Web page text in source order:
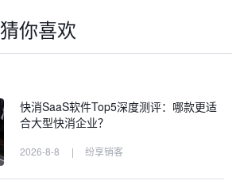
猜你喜欢
快消SaaS软件Top5深度测评：哪款更适
合大型快消企业？
2026-8-8 | 纷享销客